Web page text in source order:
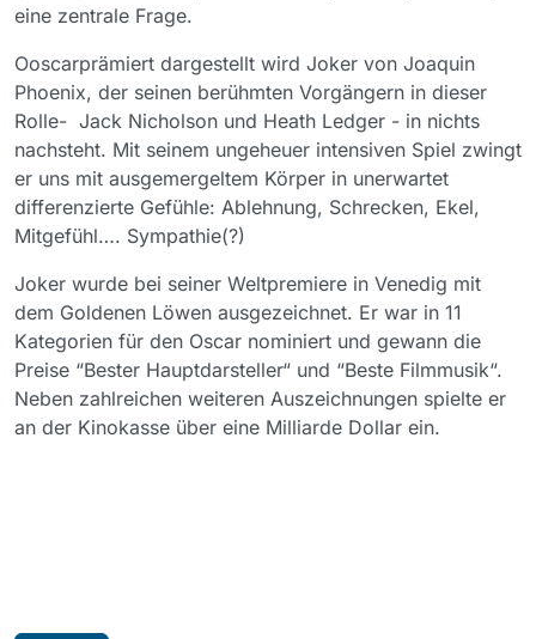
eine zentrale Frage.
Ooscarprämiert dargestellt wird Joker von Joaquin
Phoenix, der seinen berühmten Vorgängern in dieser
Rolle- Jack Nicholson und Heath Ledger - in nichts
nachsteht. Mit seinem ungeheuer intensiven Spiel zwingt
er uns mit ausgemergeltem Körper in unerwartet
differenzierte Gefühle: Ablehnung, Schrecken, Ekel,
Mitgefühl…. Sympathie(?)
Joker wurde bei seiner Weltpremiere in Venedig mit
dem Goldenen Löwen ausgezeichnet. Er war in 11
Kategorien für den Oscar nominiert und gewann die
Preise “Bester Hauptdarsteller“ und “Beste Filmmusik“.
Neben zahlreichen weiteren Auszeichnungen spielte er
an der Kinokasse über eine Milliarde Dollar ein.